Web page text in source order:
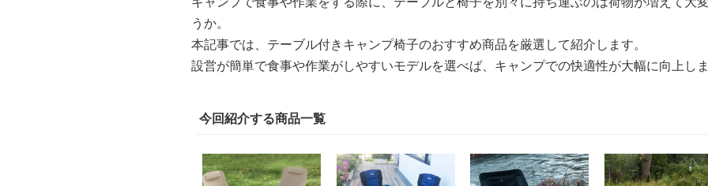
うか。
本記事では、テーブル付きキャンプ椅子のおすすめ商品を厳選して紹介します。
設営が簡単で食事や作業がしやすいモデルを選べば、キャンプでの快適性が大幅に向上し
今回紹介する商品一覧